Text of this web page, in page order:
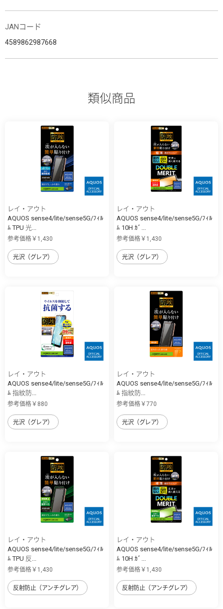
JANコード
4589862987668
類似商品
レイ・アウト
AQUOS sense4/lite/sense5G/ﾌｨﾙ
ﾑ TPU 光...
参考価格￥1,430
光沢（グレア）
レイ・アウト
AQUOS sense4/lite/sense5G/ﾌｨﾙ
ﾑ 10H ｶﾞ...
参考価格￥1,430
光沢（グレア）
レイ・アウト
AQUOS sense4/lite/sense5G/ﾌｨﾙ
ﾑ 指紋防...
参考価格￥880
光沢（グレア）
レイ・アウト
AQUOS sense4/lite/sense5G/ﾌｨﾙ
ﾑ 指紋防...
参考価格￥770
光沢（グレア）
レイ・アウト
AQUOS sense4/lite/sense5G/ﾌｨﾙ
ﾑ TPU 反...
参考価格￥1,430
反射防止（アンチグレア）
レイ・アウト
AQUOS sense4/lite/sense5G/ﾌｨﾙ
ﾑ 10H ｶﾞ...
参考価格￥1,430
反射防止（アンチグレア）